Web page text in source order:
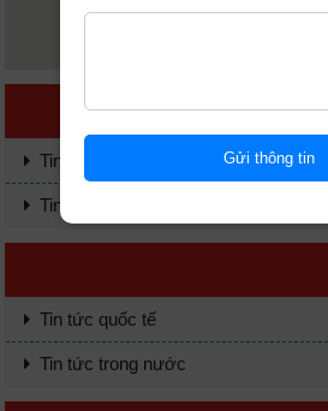
Tin tức quốc tế
Tin tức trong nước
Tin tức quốc tế
Tin tức trong nước